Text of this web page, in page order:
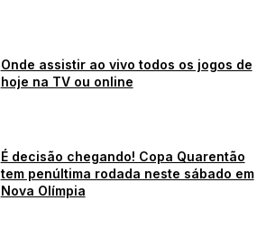
Onde assistir ao vivo todos os jogos de
hoje na TV ou online
É decisão chegando! Copa Quarentão
tem penúltima rodada neste sábado em
Nova Olímpia